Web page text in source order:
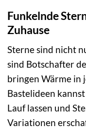
Funkelnde
Zuhause
Sterne sind nicht
sind Botschafter
bringen Wärme in
Bastelideen
Lauf lassen und
Variationen